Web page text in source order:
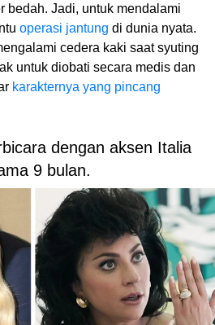
bedah. Jadi, untuk mendalami
operasi jantung di dunia nyata.
cedera kaki saat syuting
untuk diobati secara medis dan
karakternya yang pincang
dengan aksen Italia
9 bulan.